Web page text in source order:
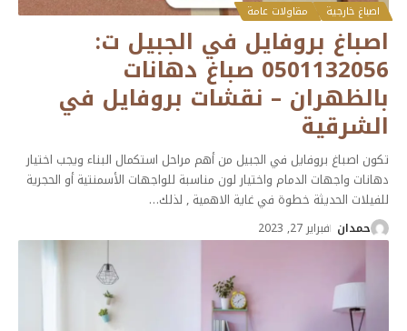
اصباغ خارجية مقاولات عامة
اصباغ بروفايل في الجبيل ت:
0501132056 صباغ دهانات
بالظهران – نقشات بروفايل في
الشرقية
تكون اصباغ بروفايل في الجبيل من أهم مراحل استكمال البناء ويجب اختيار
دهانات واجهات الدمام واختيار لون مناسبة للواجهات الأسمنتية أو الحجرية
للفيلات الحديثة خطوة في غاية الاهمية , لذلك…
حمدان فبراير 27, 2023